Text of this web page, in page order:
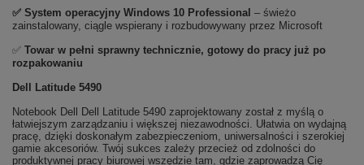
✅ System operacyjny Windows 10 Professional – świeżo
zainstalowany, ciągle wspierany i rozbudowywany przez Microsoft
✅ Towar w pełni sprawny technicznie, gotowy do pracy już po
rozpakowaniu
Dell Latitude 5490
Notebook Dell Dell Latitude 5490 zaprojektowany został z myślą o
łatwiejszym zarządzaniu i większej niezawodności. Ułatwia on wydajną
pracę, dzięki doskonałym zabezpieczeniom, uniwersalności i szerokiej
gamie akcesoriów. Twój sukces zależy przecież od zdolności do
produktywnej pracy biurowej wszędzie tam, gdzie zaprowadzą Cię